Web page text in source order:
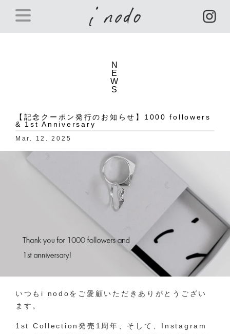
N
E
W
S
【記念クーポン発行のお知らせ】1000 followers
& 1st Anniversary
Mar. 12. 2025
いつもi nodoをご愛顧いただきありがとうござい
ます。
1st Collection発売1周年、そして、Instagram